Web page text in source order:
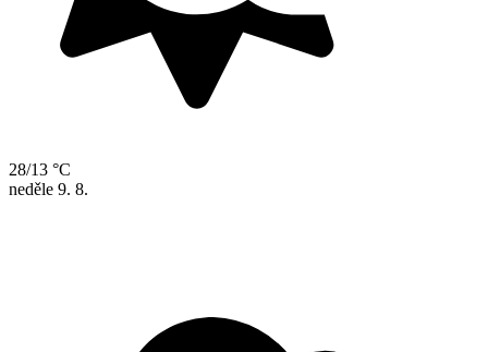
28/13 °C
neděle 9. 8.